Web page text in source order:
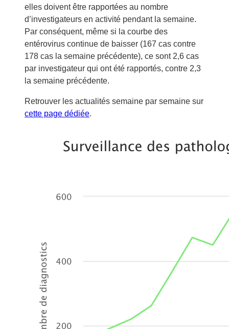
elles doivent être rapportées au nombre
d’investigateurs en activité pendant la semaine.
Par conséquent, même si la courbe des
entérovirus continue de baisser (167 cas contre
178 cas la semaine précédente), ce sont 2,6 cas
par investigateur qui ont été rapportés, contre 2,3
la semaine précédente.
Retrouver les actualités semaine par semaine sur
cette page dédiée.